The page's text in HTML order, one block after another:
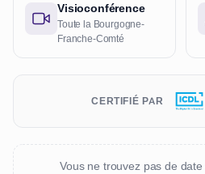
Visioconférence
Toute la Bourgogne-
Franche-Comté
CERTIFIÉ PAR
Vous ne trouvez pas de